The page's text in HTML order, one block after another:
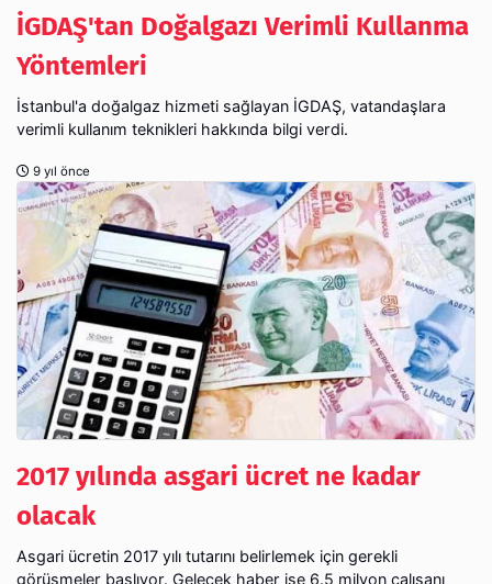
İGDAŞ'tan Doğalgazı Verimli Kullanma
Yöntemleri
İstanbul'a doğalgaz hizmeti sağlayan İGDAŞ, vatandaşlara
verimli kullanım teknikleri hakkında bilgi verdi.
9 yıl önce
2017 yılında asgari ücret ne kadar
olacak
Asgari ücretin 2017 yılı tutarını belirlemek için gerekli
görüşmeler başlıyor. Gelecek haber ise 6.5 milyon çalışanı